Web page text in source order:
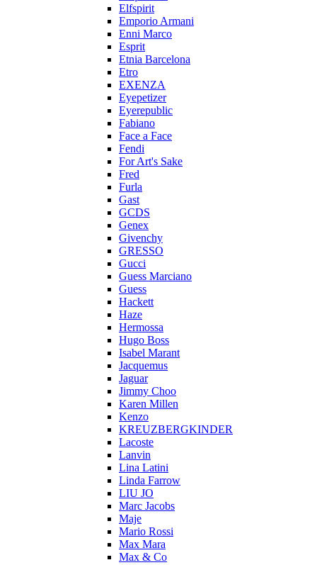
Elfspirit
Emporio Armani
Enni Marco
Esprit
Etnia Barcelona
Etro
EXENZA
Eyepetizer
Eyerepublic
Fabiano
Face a Face
Fendi
For Art's Sake
Fred
Furla
Gast
GCDS
Genex
Givenchy
GRESSO
Gucci
Guess Marciano
Guess
Hackett
Haze
Hermossa
Hugo Boss
Isabel Marant
Jacquemus
Jaguar
Jimmy Choo
Karen Millen
Kenzo
KREUZBERGKINDER
Lacoste
Lanvin
Lina Latini
Linda Farrow
LIU JO
Marc Jacobs
Maje
Mario Rossi
Max Mara
Max & Co